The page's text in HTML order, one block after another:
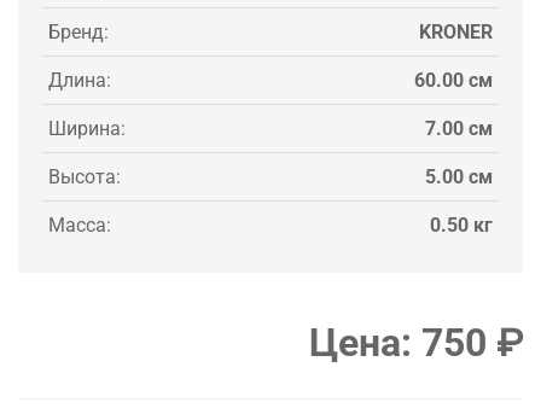
Бренд: KRONER
Длина: 60.00 см
Ширина: 7.00 см
Высота: 5.00 см
Масса: 0.50 кг
Цена: 750 ₽